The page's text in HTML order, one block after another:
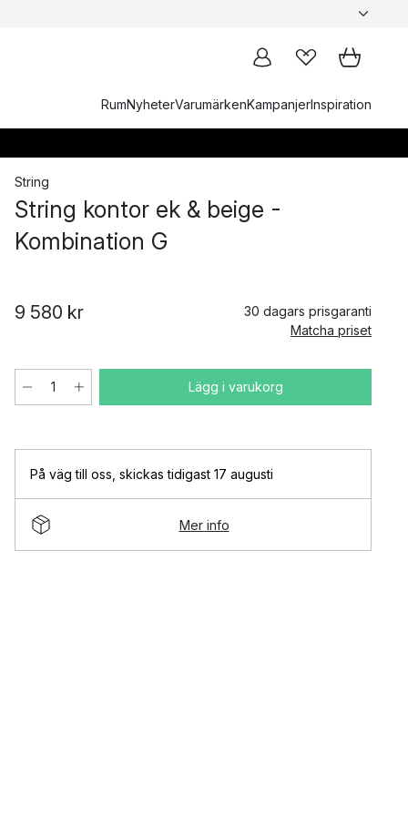
RumNyheterVarumärkenKampanjerInspiration
String
String kontor ek & beige -
Kombination G
9 580 kr
30 dagars prisgaranti
Matcha priset
Lägg i varukorg
På väg till oss skickas tidigast 17 augusti
Mer info